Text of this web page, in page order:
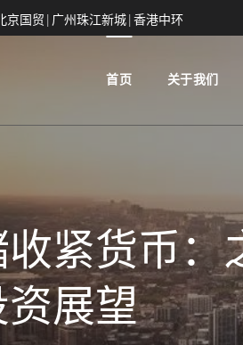
京国贸|广州珠江新城|香港中环
首页 关于我们
收紧货币
展望